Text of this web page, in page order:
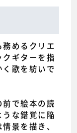
めるクリエ
ギターを指
歌を紡いで
で絵本の読
な錯覚に陥
景を描き、